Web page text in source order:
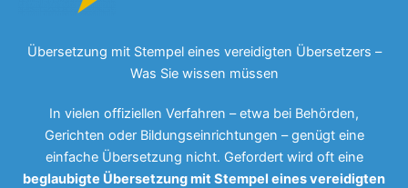
Übersetzung mit Stempel eines vereidigten Übersetzers –
Was Sie wissen müssen
In vielen offiziellen Verfahren – etwa bei Behörden,
Gerichten oder Bildungseinrichtungen – genügt eine
einfache Übersetzung nicht. Gefordert wird oft eine
beglaubigte Übersetzung mit Stempel eines vereidigten